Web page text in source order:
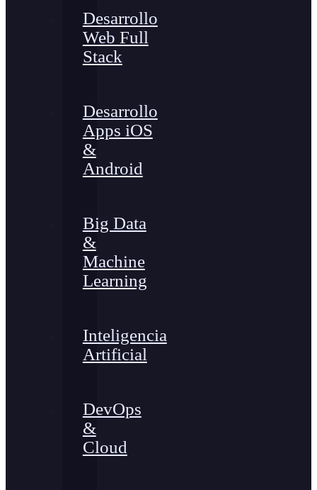
Desarrollo
Web Full
Stack
Desarrollo
Apps iOS
&
Android
Big Data
&
Machine
Learning
Inteligencia
Artificial
DevOps
&
Cloud